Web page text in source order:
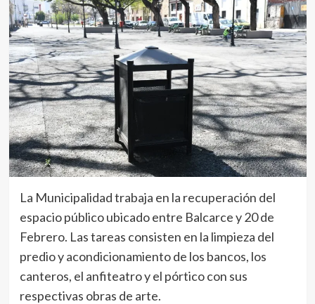
La Municipalidad trabaja en la recuperación del
espacio público ubicado entre Balcarce y 20 de
Febrero. Las tareas consisten en la limpieza del
predio y acondicionamiento de los bancos, los
canteros, el anfiteatro y el pórtico con sus
respectivas obras de arte.